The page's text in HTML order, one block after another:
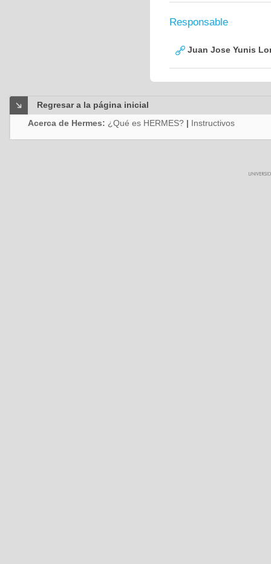
Responsable
Juan Jose Yunis
Regresar a la página inicial
Acerca de Hermes: ¿Qué es HERMES? | Instructivos